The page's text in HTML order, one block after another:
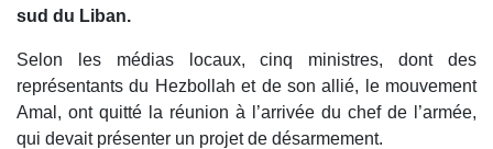
sud du Liban.
Selon les médias locaux, cinq ministres, dont des
représentants du Hezbollah et de son allié, le mouvement
Amal, ont quitté la réunion à l’arrivée du chef de l’armée,
qui devait présenter un projet de désarmement.